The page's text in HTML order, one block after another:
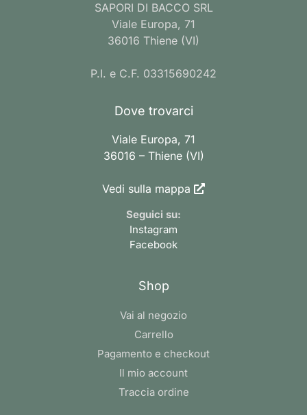
SAPORI DI BACCO SRL
Viale Europa, 71
36016 Thiene (VI)
P.I. e C.F. 03315690242
Dove trovarci
Viale Europa, 71
36016 – Thiene (VI)
Vedi sulla mappa
Seguici su:
Instagram
Facebook
Shop
Vai al negozio
Carrello
Pagamento e checkout
Il mio account
Traccia ordine